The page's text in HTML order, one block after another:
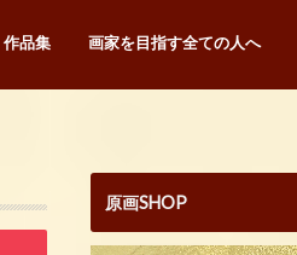
作品集 画家を目指す全ての人へ
原画SHOP